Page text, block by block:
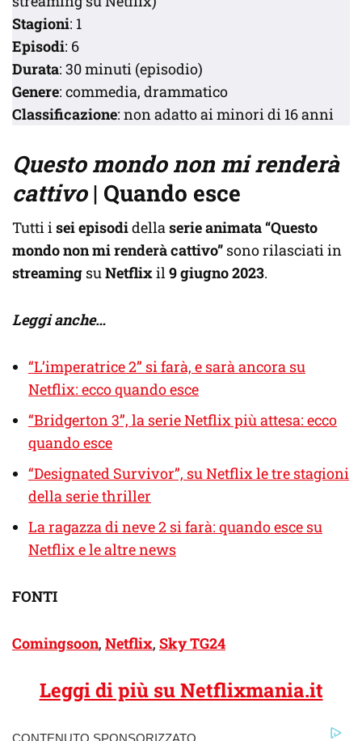
Stagioni: 1
Episodi: 6
Durata: 30 minuti (episodio)
Genere: commedia, drammatico
Classificazione: non adatto ai minori di 16 anni
Questo mondo non mi renderà
cattivo| Quando esce
Tutti isei episodidellaserie animata “Questo
mondo non mi renderà cattivo” sono rilasciati in
streaming suNetflixil9 giugno 2023.
Leggi anche…
“L’imperatrice 2” si farà, e sarà ancora su
Netflix: ecco quando esce
“Bridgerton 3”, la serie Netflix più attesa: ecco
quando esce
“Designated Survivor”, su Netflix le tre stagioni
della serie thriller
La ragazza di neve 2 si farà: quando esce su
Netflix e le altre news
FONTI
Comingsoon, Netflix, Sky TG24
Leggi di più su Netflixmania.it